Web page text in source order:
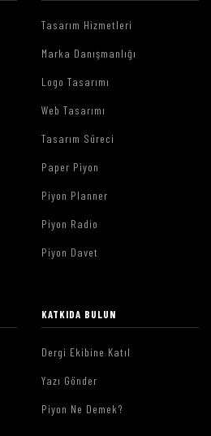
Tasarım Hizmetleri
Marka Danışmanlığı
Logo Tasarımı
Web Tasarımı
Tasarım Süreci
Paper Piyon
Piyon Planner
Piyon Radio
Piyon Davet
KATKIDA BULUN
Dergi Ekibine Katıl
Yazı Gönder
Piyon Ne Demek?